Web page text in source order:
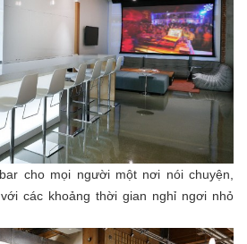
cho mọi người một nơi nói chuyện,
các khoảng thời gian nghỉ ngơi nhỏ